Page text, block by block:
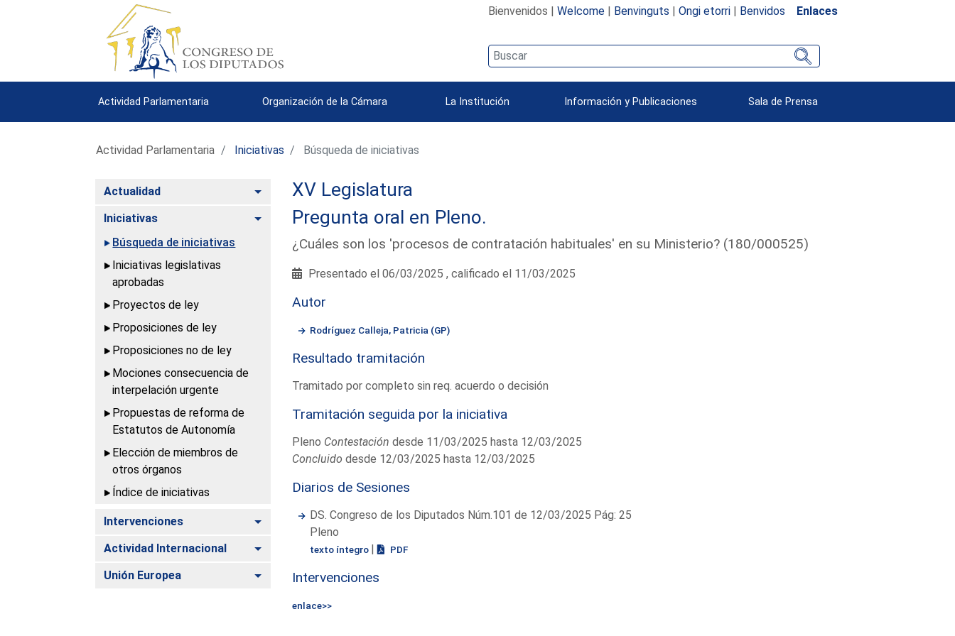
Bienvenidos | Welcome| Benvinguts | Ongi etorri| Benvidos Enlaces
Actividad Parlamentaria Organización de la Cámara La Institución Información y Publicaciones Sala de Prensa
Actividad Parlamentaria Iniciativas Búsqueda de iniciativas
Actualidad Alternar
Iniciativas
Alternar
Búsqueda de iniciativas
Iniciativas legislativas
aprobadas
Proyectos de ley
Proposiciones de ley
Proposiciones no de ley
Mociones consecuencia de
interpelación urgente
Propuestas de reforma de
Estatutos de Autonomía
Elección de miembros de
otros órganos
Índice de iniciativas
Intervenciones Alternar
Actividad Internacional Alternar
Unión Europea Alternar
XV Legislatura
Pregunta oral en Pleno.
¿Cuáles son los 'procesos de contratación habituales' en su Ministerio? (180/000525)
Presentado el 06/03/2025 , calificado el 11/03/2025
Autor
Rodríguez Calleja, Patricia (GP)
Resultado tramitación
Tramitado por completo sin req. acuerdo o decisión
Tramitación seguida por la iniciativa
Pleno Contestación desde 11/03/2025 hasta 12/03/2025
Concluido desde 12/03/2025 hasta 12/03/2025
Diarios de Sesiones
DS. Congreso de los Diputados Núm.101 de 12/03/2025 Pág: 25
Pleno
texto íntegro | PDF
Intervenciones
enlace>>